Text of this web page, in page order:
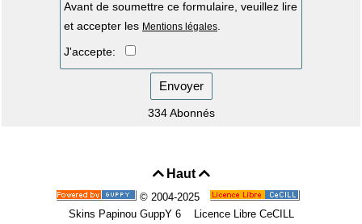
Avant de soumettre ce formulaire, veuillez lire
et accepter les Mentions légales
J'accepte:
Envoyer
334 Abonnés
Haut 
© 2004-2025
Skins Papinou GuppY 6
Licence Libre CeCILL